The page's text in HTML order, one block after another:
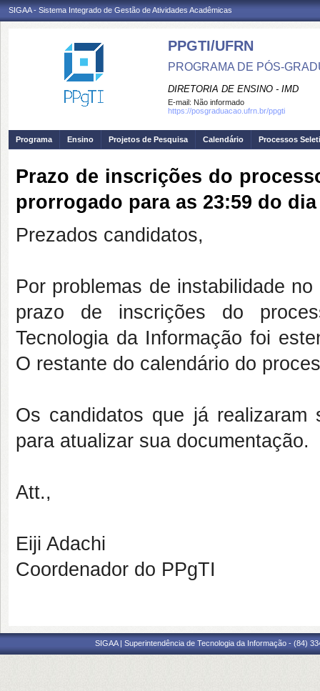
SIGAA - Sistema Integrado de Gestão de Atividades Acadêmicas
PPGTI/UFRN
PROGRAMA DE PÓS-
DIRETORIA DE ENSINO - IMD
E-mail: Não informado
https://posgraduacao.ufrn.br/ppgti
Programa Ensino Projetos de Pesquisa Calendário Processos
Prazo de inscrições do
prorrogado para as 23:59 do dia
Prezados candidatos,
Por problemas de instabilidade
prazo de inscrições do
Tecnologia da Informação foi
O restante do calendário do
Os candidatos que já realizaram
para atualizar sua documentação.
Att.,
Eiji Adachi
Coordenador do PPgTI
SIGAA | Superintendência de Tecnologia da Informação - (84)